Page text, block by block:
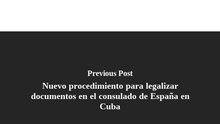
Previous Post
Nuevo procedimiento para legalizar
documentos en el consulado de España en
Cuba